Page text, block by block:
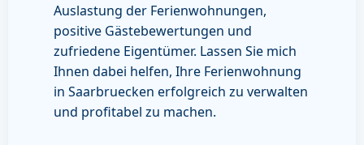
Auslastung der Ferienwohnungen,
positive Gästebewertungen und
zufriedene Eigentümer. Lassen Sie mich
Ihnen dabei helfen, Ihre Ferienwohnung
in Saarbruecken erfolgreich zu verwalten
und profitabel zu machen.